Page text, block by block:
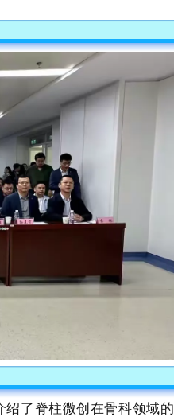
了脊柱微创在骨科领域的